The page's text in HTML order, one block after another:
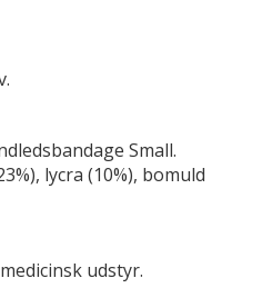
Small.
lycra (10%), bomuld
udstyr.